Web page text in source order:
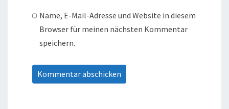
Name, E-Mail-Adresse und Website in diesem
Browser für meinen nächsten Kommentar
speichern.